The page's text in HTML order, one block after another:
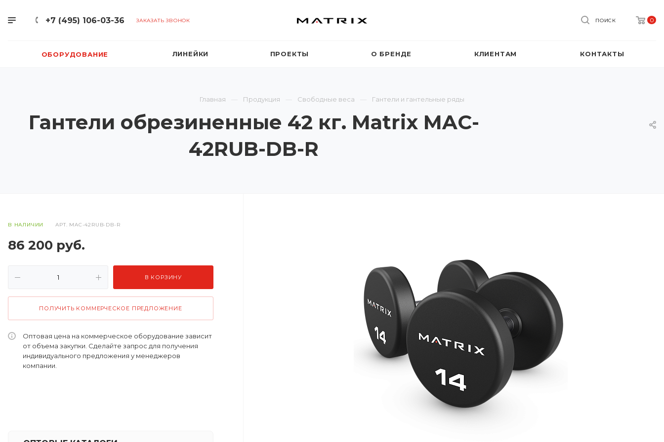
+7 (495) 106-03-36 ЗАКАЗАТЬ ЗВОНОК 0
ПОИСК
ОБОРУДОВАНИЕ ЛИНЕЙКИ ПРОЕКТЫ О БРЕНДЕ КЛИЕНТАМ КОНТАКТЫ
Главная Продукция Свободные веса Гантели и гантельные ряды
Гантели обрезиненные 42 кг. Matrix MAC-
42RUB-DB-R
В НАЛИЧИИ АРТ. MAC-42RUB-DB-R
86 200 руб.
В КОРЗИНУ
ПОЛУЧИТЬ КОММЕРЧЕСКОЕ ПРЕДЛОЖЕНИЕ
Оптовая цена на коммерческое оборудование зависит
от объема закупки. Сделайте запрос для получения
индивидуального предложения у менеджеров
компании.